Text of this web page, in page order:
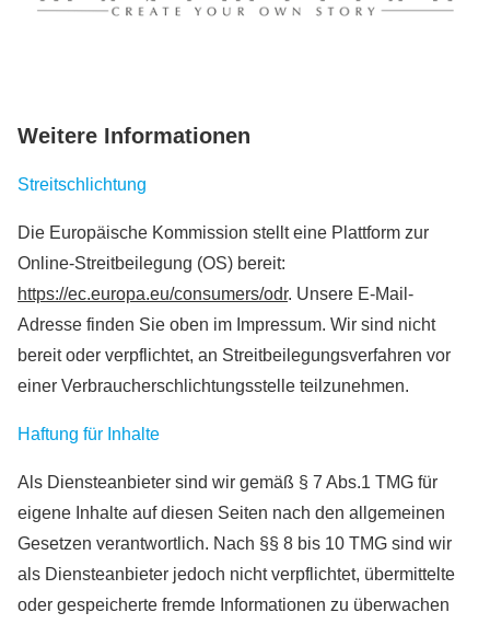
Weitere Informationen
Streitschlichtung
Die Europäische Kommission stellt eine Plattform zur
Online-Streitbeilegung (OS) bereit:
https://ec.europa.eu/consumers/odr. Unsere E-Mail-
Adresse finden Sie oben im Impressum. Wir sind nicht
bereit oder verpflichtet, an Streitbeilegungsverfahren vor
einer Verbraucherschlichtungsstelle teilzunehmen.
Haftung für Inhalte
Als Diensteanbieter sind wir gemäß § 7 Abs.1 TMG für
eigene Inhalte auf diesen Seiten nach den allgemeinen
Gesetzen verantwortlich. Nach §§ 8 bis 10 TMG sind wir
als Diensteanbieter jedoch nicht verpflichtet, übermittelte
oder gespeicherte fremde Informationen zu überwachen